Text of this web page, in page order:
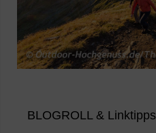
BLOGROLL & Linktipps